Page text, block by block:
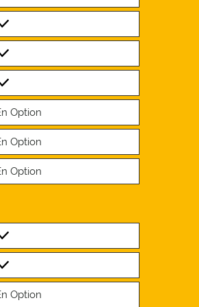
Option
Option
Option
Option